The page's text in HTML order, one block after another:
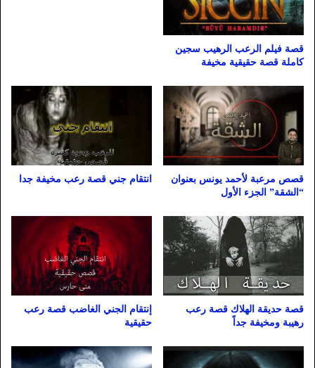
قصة فيلم الرعب الرهيب سجين
كاملة قصة حقيقية مخيفة
قصص مرعبة لأحمد يونس بعنوان
“الشقة” الجزء الأول
انتقام جني قصة رعب مخيفة جدا
قصة حديقة الهلاك قصة رعب
رهيبة ومخيفة جداً
إنتقام الجني الغاضب قصة رعب
حقيقية